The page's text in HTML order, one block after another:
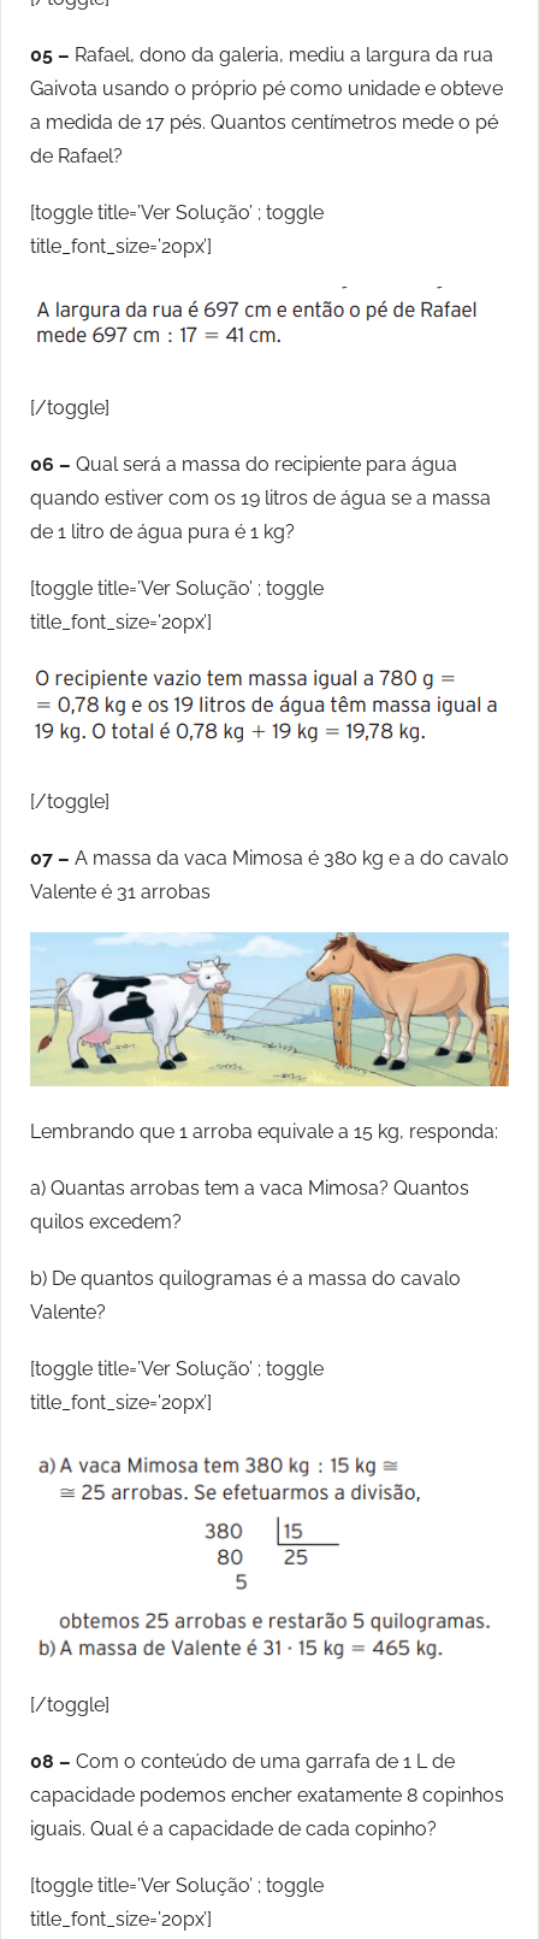
05 – Rafael, dono da galeria, mediu a largura da rua
Gaivota usando o próprio pé como unidade e obteve
a medida de 17 pés. Quantos centímetros mede o pé
de Rafael?
[toggle title=’Ver Solução’ ; toggle
title_font_size=’20px’]
[/toggle]
06 – Qual será a massa do recipiente para água
quando estiver com os 19 litros de água se a massa
de 1 litro de água pura é 1 kg?
[toggle title=’Ver Solução’ ; toggle
title_font_size=’20px’]
[/toggle]
07 – A massa da vaca Mimosa é 380 kg e a do cavalo
Valente é 31 arrobas
Lembrando que 1 arroba equivale a 15 kg, responda:
a) Quantas arrobas tem a vaca Mimosa? Quantos
quilos excedem?
b) De quantos quilogramas é a massa do cavalo
Valente?
[toggle title=’Ver Solução’ ; toggle
title_font_size=’20px’]
[/toggle]
08 – Com o conteúdo de uma garrafa de 1 L de
capacidade podemos encher exatamente 8 copinhos
iguais. Qual é a capacidade de cada copinho?
[toggle title=’Ver Solução’ ; toggle
title_font_size=’20px’]